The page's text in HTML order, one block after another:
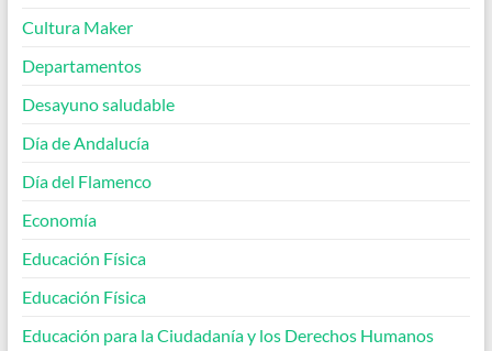
Cultura Maker
Departamentos
Desayuno saludable
Día de Andalucía
Día del Flamenco
Economía
Educación Física
Educación Física
Educación para la Ciudadanía y los Derechos Humanos